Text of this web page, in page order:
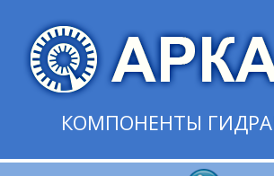
КОМПОНЕНТЫ